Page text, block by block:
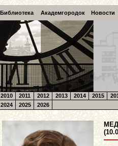
Библиотека Академгородок Новости
2010 2011 2012 2013 2014 2015
2024 2025 2026